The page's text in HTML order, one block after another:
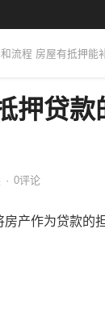
流程 房屋有抵押能
押贷
· 0评论
产作为贷款的